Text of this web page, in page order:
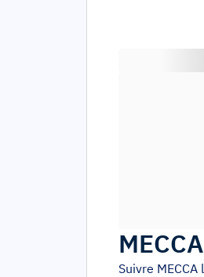
MECCA
Suivre MECCA